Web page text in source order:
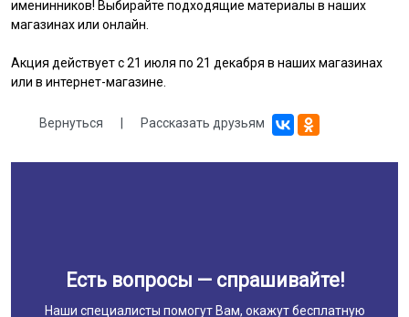
именинников! Выбирайте подходящие материалы в наших
магазинах или онлайн.
Акция действует с 21 июля по 21 декабря в наших магазинах
или в интернет-магазине.
Вернуться | Рассказать друзьям
Есть вопросы — спрашивайте!
Наши специалисты помогут Вам, окажут бесплатную